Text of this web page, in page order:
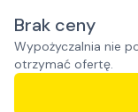
Brak ceny
Wypożyczalnia nie
otrzymać ofertę.